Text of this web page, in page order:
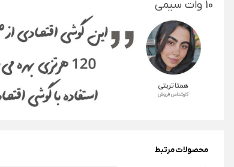
10 وات سیمی
محصولات مرتبط